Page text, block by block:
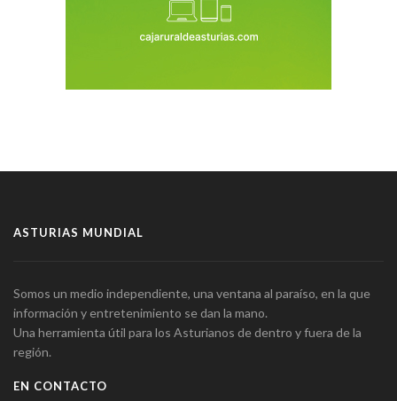
ASTURIAS MUNDIAL
Somos un medio independiente, una ventana al paraíso, en la que
información y entretenimiento se dan la mano.
Una herramienta útil para los Asturianos de dentro y fuera de la
región.
EN CONTACTO